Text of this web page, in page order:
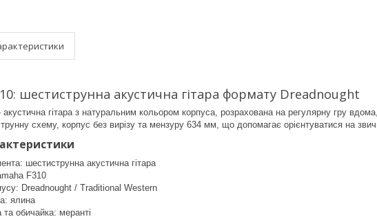
шестиструнна акустична гітара формату Dreadnought
гітара з натуральним кольором корпуса, розрахована на регулярну гру
схему, корпус без вирізу та мензуру 634 мм, що допомагає орієнтуватися на
шестиструнна акустична гітара
F310
Dreadnought / Traditional Western
ялина
обичайка: меранті